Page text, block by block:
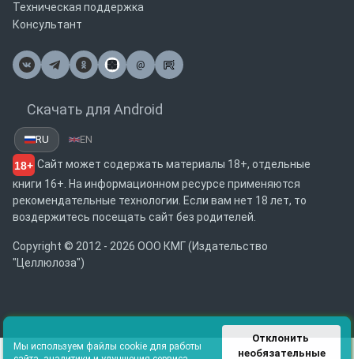
Техническая поддержка
Консультант
@
Почта
Скачать для Android
RU EN
18+ Сайт может содержать материалы 18+, отдельные
книги 16+. На информационном ресурсе применяются
рекомендательные технологии. Если вам нет 18 лет, то
воздержитесь посещать сайт без родителей.
Copyright © 2012 - 2026 ООО КМГ (Издательство
"Целлюлоза")
Мы используем файлы cookie для работы
Отклонить
необязательные